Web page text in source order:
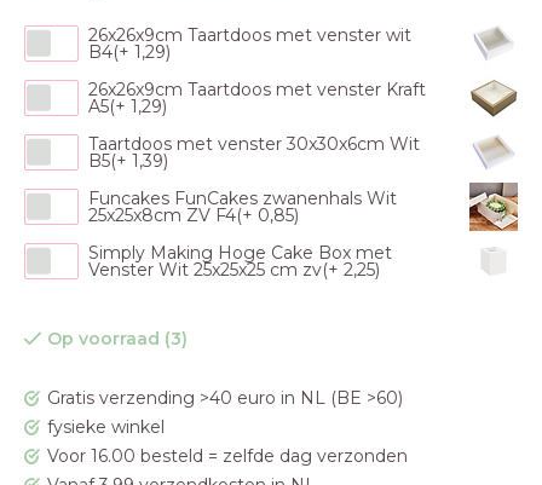
26x26x9cm Taartdoos met venster wit
B4(+ 1,29)
26x26x9cm Taartdoos met venster Kraft
A5(+ 1,29)
Taartdoos met venster 30x30x6cm Wit
B5(+ 1,39)
Funcakes FunCakes zwanenhals Wit
25x25x8cm ZV F4(+ 0,85)
Simply Making Hoge Cake Box met
Venster Wit 25x25x25 cm zv(+ 2,25)
Op voorraad (3)
Gratis verzending >40 euro in NL (BE >60)
fysieke winkel
Voor 16.00 besteld = zelfde dag verzonden